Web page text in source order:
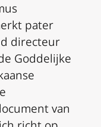
pater
directeur
Goddelijke
van